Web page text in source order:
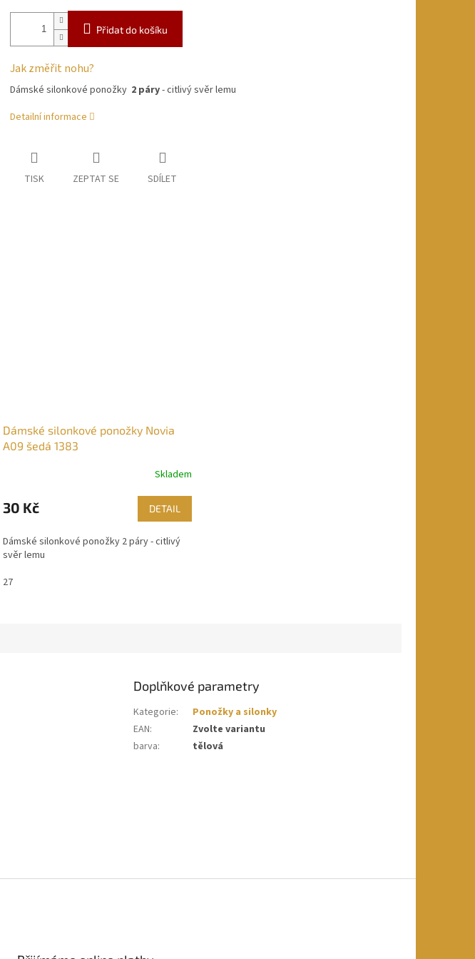
Přidat do košíku
Jak změřit nohu?
Dámské silonkové ponožky 2 páry- citlivý svěr lemu
Detailní informace
TISK ZEPTAT SE SDÍLET
Dámské silonkové ponožky Novia
A09 šedá 1383
Skladem
30 Kč DETAIL
Dámské silonkové ponožky 2 páry - citlivý
svěr lemu
27
Doplňkové parametry
Kategorie:
Ponožky a silonky
EAN:
Zvolte variantu
barva: tělová